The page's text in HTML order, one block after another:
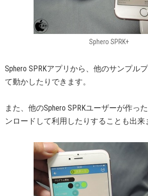
Sphero SPRK+
Sphero SPRKアプリから、他のサンプル
て動かしたりできます。
また、他のSphero SPRKユーザーが作っ
ンロードして利用したりすることも出来